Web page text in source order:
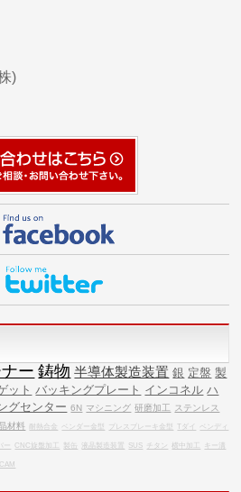
)
ー 鋳物 半導体製造装置 銀 定盤 製
ット バッキングプレート インコネル ハ
グセンター 6N マシニング 研磨加工
ステンレス
材料 耐熱合金 ベンダー金型 プレスブレーキ金型 Tダイ ベンディ
ー CNC旋盤加工 液晶製造装置 SUS チタン 横中加工 キー溝